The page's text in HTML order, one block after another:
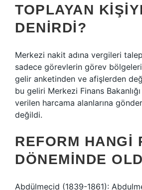
TOPLAYAN
DENIRDI?
Merkezi nakit adına vergileri
sadece görevlerin görev
gelir anketinden ve afişlerden
bu geliri Merkezi Finans
verilen harcama alanlarına
değildi.
REFORM HANGI
DÖNEMINDE
Abdülmecid (1839-1861):